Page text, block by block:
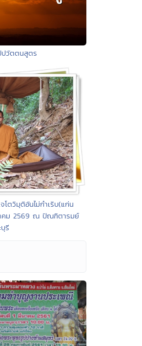
ปวัตตนสูตร
ตวิมุติอันไม่กำเริบ(แก่น
คม 2569 ณ ปัณฑิตารมย์
รี